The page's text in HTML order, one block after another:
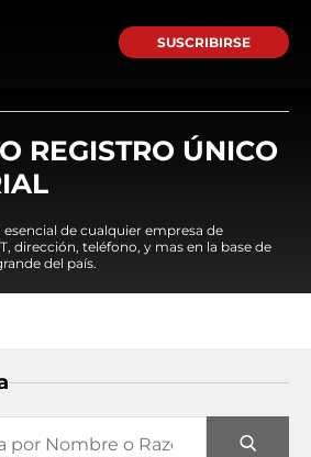
SUSCRIBIRSE
REGISTRO ÚNICO
de cualquier empresa de
dirección, teléfono, y mas en la base de
del país.